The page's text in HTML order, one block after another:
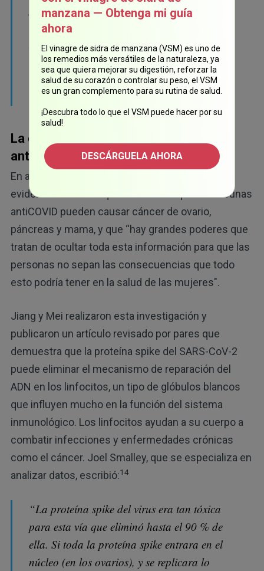
problemas neurológicos, como la mielitis
transversa, que incluso la MHRA [Agencia
Reguladora de Medicamentos y Productos
Sanitarios del Reino Unido] los considera
efectos secundarios de la vacuna
antiCOVID".
La ciencia demuestra que la vacuna
antiCOVID causa cáncer
En agosto de 2022, The Exposé
evidencia científica que demuestra que las vacunas
antiCOVID pueden causar cáncer de ovario,
páncreas y mama, y que “hay grandes poderes que
tratan de ocultar toda esta información para que las
personas no sepan las consecuencias que todo
esto podría tener en la salud de las mujeres".
Jiang y Mei realizaron esta investigación y
publicaron un artículo revisado por pares que
demuestra que la proteína spike del SARS-CoV-2
puede eliminar el mecanismo de reparación del
ADN en los linfocitos, un tipo de glóbulos blancos
que influyen mucho en la función del sistema
inmunológico. Los linfocitos ayudan a su cuerpo a
combatir infecciones y enfermedades crónicas
como el cáncer. Joel Smalley, que se especializa en
analizar datos, escribió:14
“La proteína spike del virus era tan tóxica
para esta vía que eliminó hasta el 90 % de
ella. Si toda la proteína spike entrara en el
núcleo (en los ovarios), y se replicara lo
manzana — Obtenga mi guía
ahora
El vinagre de sidra de manzana (VSM) es uno de
los remedios más versátiles de la naturaleza, ya
sea que quiera mejorar su digestión, reforzar la
salud de su corazón o controlar su peso, el VSM
es un gran complemento para su rutina de salud.
¡Descubra todo lo que el VSM puede hacer por su
salud!
DESCÁRGUELA AHORA